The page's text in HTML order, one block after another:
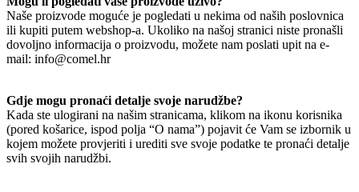
Naše proizvode moguće je pogledati u nekima od naših poslovnica
ili kupiti putem webshop-a. Ukoliko na našoj stranici niste pronašli
dovoljno informacija o proizvodu, možete nam poslati upit na e-
mail: info@comel.hr
Gdje mogu pronaći detalje svoje narudžbe?
Kada ste ulogirani na našim stranicama, klikom na ikonu korisnika
(pored košarice, ispod polja “O nama”) pojavit će Vam se izbornik u
kojem možete provjeriti i urediti sve svoje podatke te pronaći detalje
svih svojih narudžbi.